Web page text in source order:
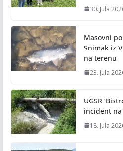
30. Jula
Masovni
Snimak iz
na terenu
23. Jula
UGSR
incident na
18. Jula